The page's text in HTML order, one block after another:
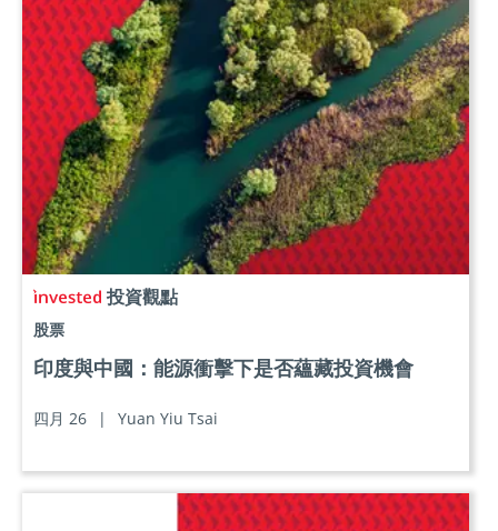
投資觀點
股票
印度與中國：能源衝擊下是否蘊藏投資機會
四月 26 | Yuan Yiu Tsai